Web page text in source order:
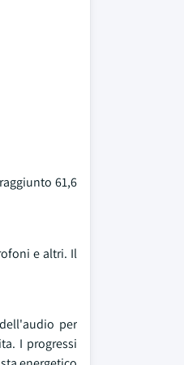
61,6
e altri. Il
per
I progressi